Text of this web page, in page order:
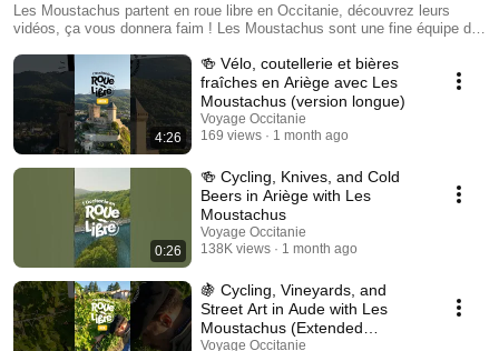
Moustachus
Les Moustachus partent en roue libre en Occitanie, découvrez leurs
vidéos, ça vous donnera faim ! Les Moustachus sont une fine équipe de
dénicheurs de savoir-faire locaux. L’Occitanie a pris au mot leur folie
curieuse et s’est proposée comme terrain de jeu. Une seule consigne :
partir en roue libre ! A travers 8 vidéos sincère de notre Occitanie, si
pleine de vie, ils partagent avec vous un avant-goût du bonheur.
4:26
🍻 Vélo, coutellerie et bières
fraîches en Ariège avec Les
Moustachus (version longue)
Voyage Occitanie
169 views
1 month ago
0:26
🍻 Cycling, Knives, and Cold
Beers in Ariège with Les
Moustachus
Voyage Occitanie
138K views
1 month ago
🍇 Cycling, Vineyards, and
Street Art in Aude with Les
Moustachus (Extended
Version)
Voyage Occitanie